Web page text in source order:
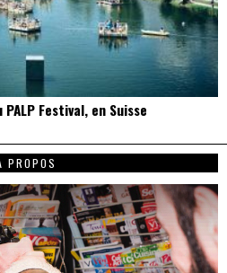
Festival, en Suisse
PROPOS